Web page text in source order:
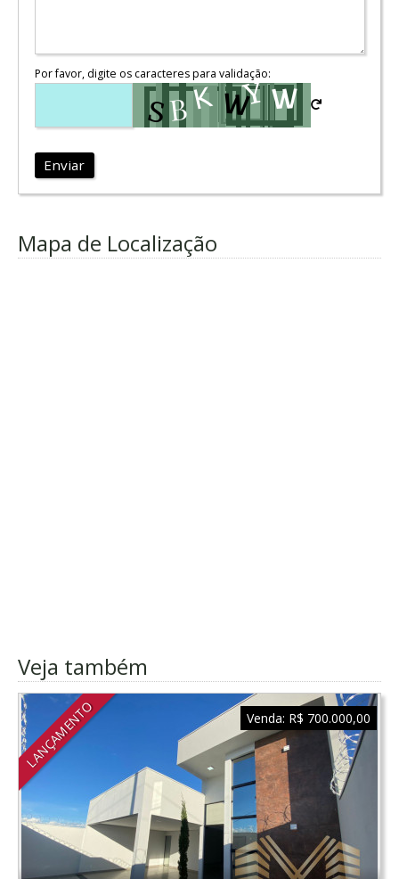
Por favor, digite os caracteres para validação:
Enviar
Mapa de Localização
Veja também
LANÇAMENTO Venda: R$ 700.000,00